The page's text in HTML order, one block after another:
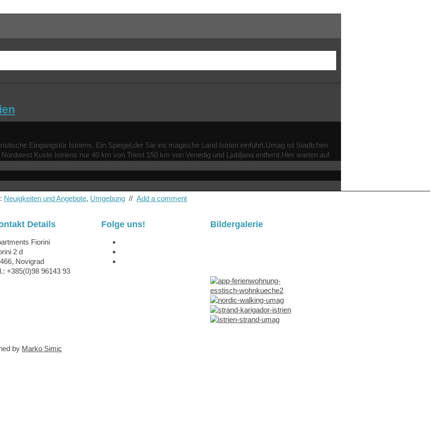
Eingangstür Istriens. Ein Spiegel,der Sie ins magische Land Istrien einführt.Umag ist Stadtchen
Nordwest Kuste Istriens nur 40 km von Triest 150 km von Venedig und Ljubljana entfernt.Hier warten auf
Strände und im Hinterland,aus den Terrassen Karstes,sehen Sie und entdecken […]
Neuigkeiten und Angebote, Umgebung // Add a comment
Details
Fiorini
2 d
Novigrad
+385(0)98 96143 93
Folge uns! Bildergalerie
by Marko Simic